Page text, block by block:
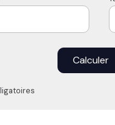
Calculer